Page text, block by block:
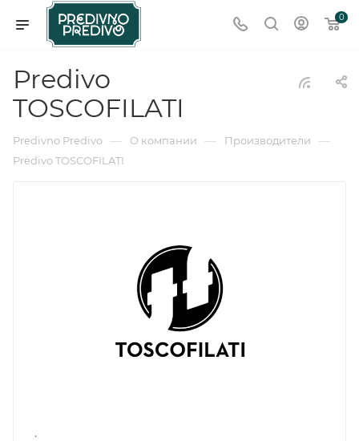
0
Predivo
TOSCOFILATI
Predivno Predivo — О компании — Производители —
Predivo TOSCOFILATI
.